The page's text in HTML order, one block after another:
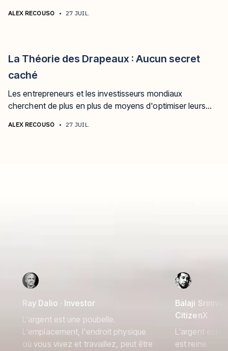
ALEX RECOUSO • 27 JUIL.
La Théorie des Drapeaux : Aucun secret
caché
Les entrepreneurs et les investisseurs mondiaux
cherchent de plus en plus de moyens d'optimiser leurs
ALEX RECOUSO • 27 JUIL.
Ray Dalio · Investor
L'argent est une poubelle.
L'emplacement, l'endroit physique
où vous vivez et travaillez, peut être
Balaji
CitizenX
L'argent est
est reine.